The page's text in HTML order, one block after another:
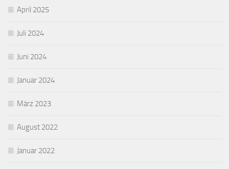
April 2025
Juli 2024
Juni 2024
Januar 2024
März 2023
August 2022
Januar 2022